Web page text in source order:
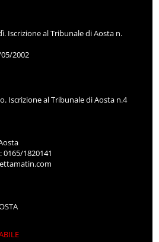
Iscrizione al Tribunale di Aosta n.
2002
Iscrizione al Tribunale di Aosta n.4
0165/1820141